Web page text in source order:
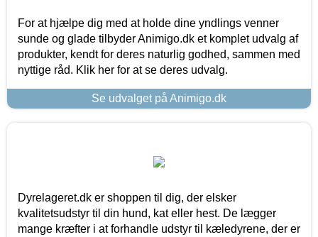
For at hjælpe dig med at holde dine yndlings venner
sunde og glade tilbyder Animigo.dk et komplet udvalg af
produkter, kendt for deres naturlig godhed, sammen med
nyttige råd. Klik her for at se deres udvalg.
Se udvalget på Animigo.dk
Dyrelageret.dk er shoppen til dig, der elsker
kvalitetsudstyr til din hund, kat eller hest. De lægger
mange kræfter i at forhandle udstyr til kæledyrene, der er